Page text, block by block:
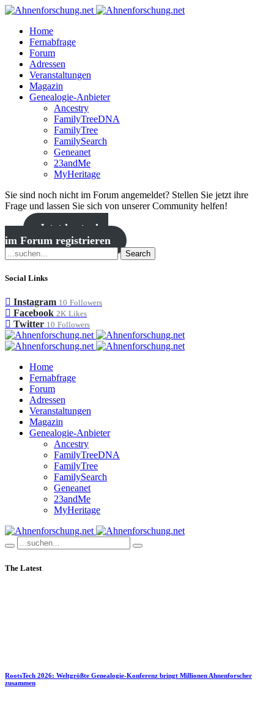
Home
Fernabfrage
Forum
Adressen
Veranstaltungen
Magazin
Genealogie-Anbieter
Ancestry
FamilyTreeDNA
FamilyTree
FamilySearch
Geneanet
23andMe
MyHeritage
Sie sind noch nicht im Forum angemeldet? Stellen Sie jetzt ihre
Frage und lassen Sie sich von unserer Community helfen!
Jetzt kostenlos
im Forum registrieren
Search
Social Links
Instagram 10 Followers
Facebook 2K Likes
Twitter 10 Followers
Home
Fernabfrage
Forum
Adressen
Veranstaltungen
Magazin
Genealogie-Anbieter
Ancestry
FamilyTreeDNA
FamilyTree
FamilySearch
Geneanet
23andMe
MyHeritage
The Latest
RootsTech 2026: Weltgrößte Genealogie-Konferenz bringt Millionen Ahnenforscher
zusammen